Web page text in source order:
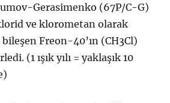
Gerasimenko (67P/C-G)
ve klorometan olarak
Freon-40’ın (CH3Cl)
(1 ışık yılı = yaklaşık 10